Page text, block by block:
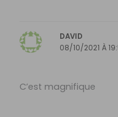
DAVID
08/10/2021 À
C’est magnifique